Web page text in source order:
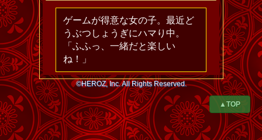
ゲームが得意な女の子。最近ど
うぶつしょうぎにハマり中。
「ふふっ、一緒だと楽しい
ね！」
©HEROZ, Inc. All Rights Reserved.
▲TOP